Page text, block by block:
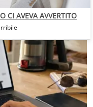
CI AVEVA AVVERTITO